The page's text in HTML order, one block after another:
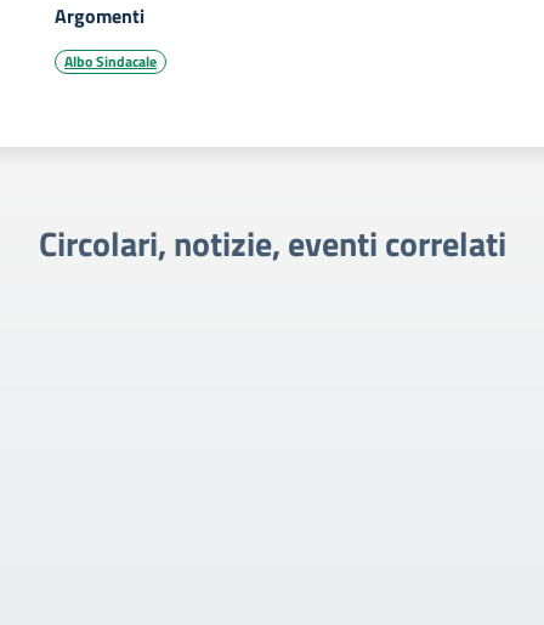
Argomenti
Albo Sindacale
Circolari, notizie, eventi correlati